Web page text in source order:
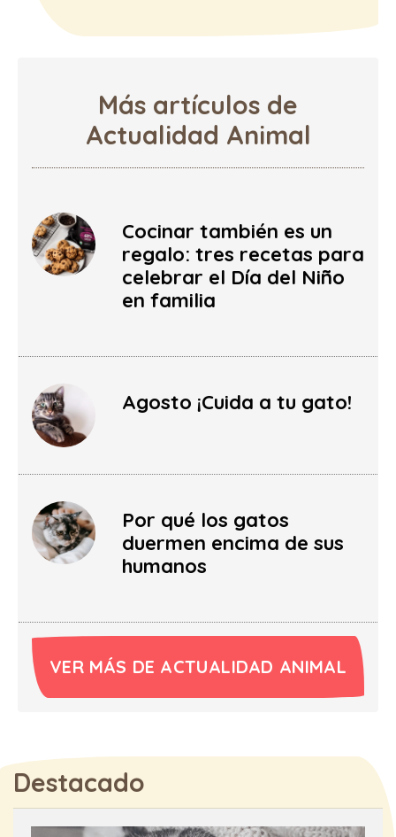
Más artículos de
Actualidad Animal
Cocinar también es un
regalo: tres recetas para
celebrar el Día del Niño
en familia
Agosto ¡Cuida a tu gato!
Por qué los gatos
duermen encima de sus
humanos
VER MÁS DE ACTUALIDAD ANIMAL
Destacado